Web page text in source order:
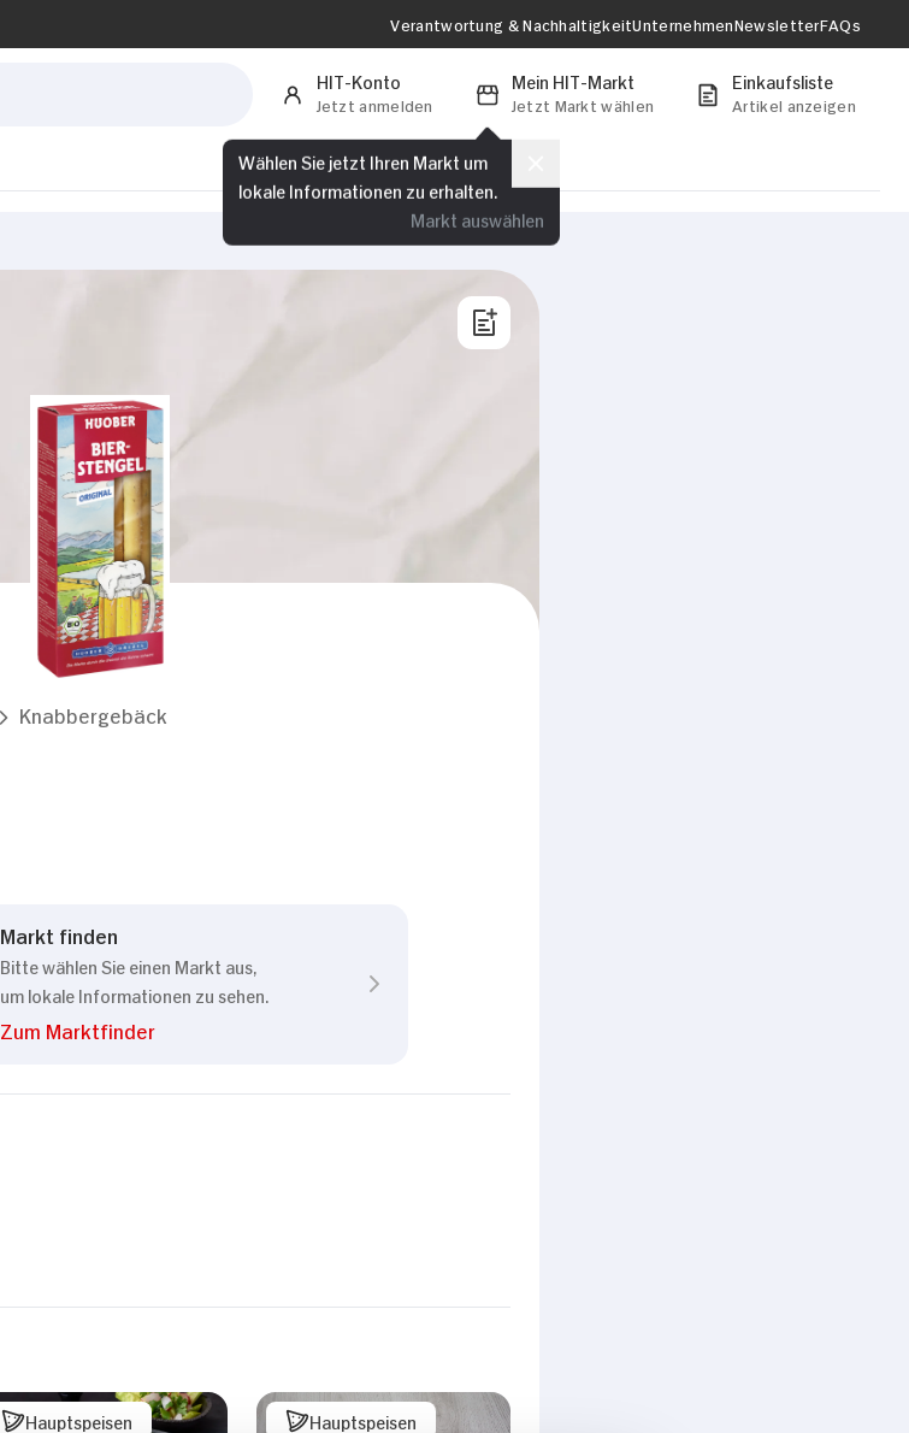
Verantwortung & NachhaltigkeitUnternehmenNewsletterFAQs
HIT-Konto
Jetzt anmelden
Mein HIT-Markt
Jetzt Markt wählen
Wählen Sie jetzt Ihren Markt um
lokale Informationen zu erhalten.
Markt auswählen
Einkaufsliste
Artikel anzeigen
Knabbergebäck
Markt finden
Bitte wählen Sie einen Markt aus,
um lokale Informationen zu sehen.
Zum Marktfinder
Hauptspeisen Hauptspeisen